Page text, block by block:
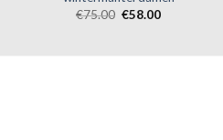
€75.00 €58.00